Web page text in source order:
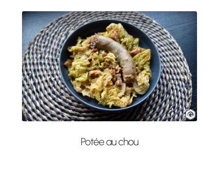
Potée au chou